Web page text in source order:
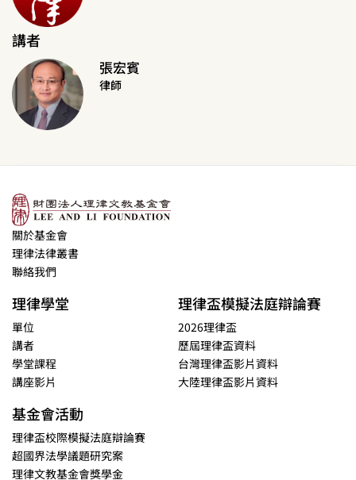
講者
張宏賓
律師
關於基金會
理律法律叢書
聯絡我們
理律學堂
單位
講者
學堂課程
講座影片
理律盃模擬法庭辯論賽
2026理律盃
歷屆理律盃資料
台灣理律盃影片資料
大陸理律盃影片資料
基金會活動
理律盃校際模擬法庭辯論賽
超國界法學議題研究案
理律文教基金會獎學金